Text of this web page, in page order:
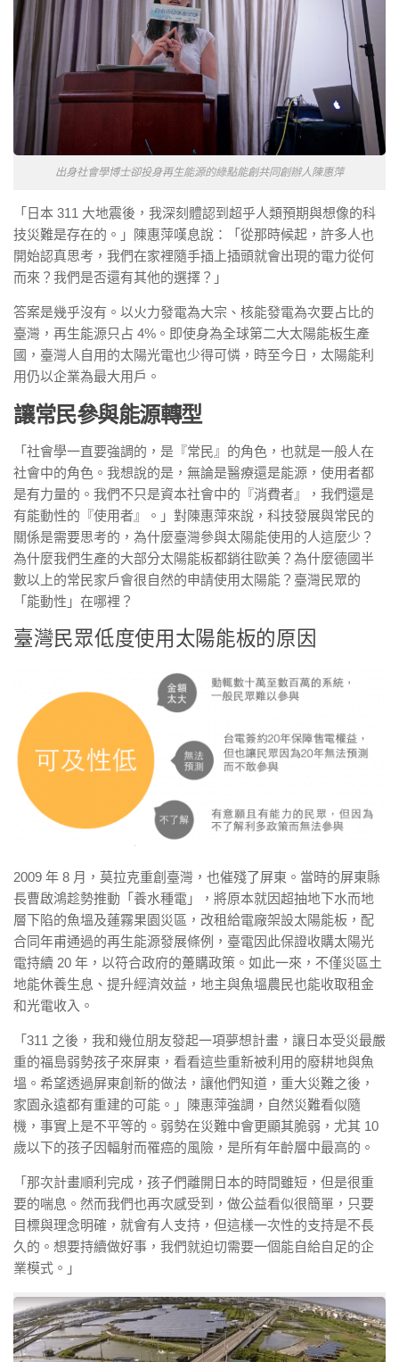
出身社會學博士卻投身再生能源的綠點能創共同創辦人陳惠萍
「日本 311 大地震後，我深刻體認到超乎人類預期與想像的科
技災難是存在的。」陳惠萍嘆息說：「從那時候起，許多人也
開始認真思考，我們在家裡隨手插上插頭就會出現的電力從何
而來？我們是否還有其他的選擇？」
答案是幾乎沒有。以火力發電為大宗、核能發電為次要占比的
臺灣，再生能源只占 4%。即使身為全球第二大太陽能板生產
國，臺灣人自用的太陽光電也少得可憐，時至今日，太陽能利
用仍以企業為最大用戶。
讓常民參與能源轉型
「社會學一直要強調的，是『常民』的角色，也就是一般人在
社會中的角色。我想說的是，無論是醫療還是能源，使用者都
是有力量的。我們不只是資本社會中的『消費者』，我們還是
有能動性的『使用者』。」對陳惠萍來說，科技發展與常民的
關係是需要思考的，為什麼臺灣參與太陽能使用的人這麼少？
為什麼我們生產的大部分太陽能板都銷往歐美？為什麼德國半
數以上的常民家戶會很自然的申請使用太陽能？臺灣民眾的
「能動性」在哪裡？
臺灣民眾低度使用太陽能板的原因
2009 年 8 月，莫拉克重創臺灣，也催殘了屏東。當時的屏東縣
長曹啟鴻趁勢推動「養水種電」，將原本就因超抽地下水而地
層下陷的魚塭及蓮霧果園災區，改租給電廠架設太陽能板，配
合同年甫通過的再生能源發展條例，臺電因此保證收購太陽光
電持續 20 年，以符合政府的躉購政策。如此一來，不僅災區土
地能休養生息、提升經濟效益，地主與魚塭農民也能收取租金
和光電收入。
「311 之後，我和幾位朋友發起一項夢想計畫，讓日本受災最嚴
重的福島弱勢孩子來屏東，看看這些重新被利用的廢耕地與魚
塭。希望透過屏東創新的做法，讓他們知道，重大災難之後，
家園永遠都有重建的可能。」陳惠萍強調，自然災難看似隨
機，事實上是不平等的。弱勢在災難中會更顯其脆弱，尤其 10
歲以下的孩子因輻射而罹癌的風險，是所有年齡層中最高的。
「那次計畫順利完成，孩子們離開日本的時間雖短，但是很重
要的喘息。然而我們也再次感受到，做公益看似很簡單，只要
目標與理念明確，就會有人支持，但這樣一次性的支持是不長
久的。想要持續做好事，我們就迫切需要一個能自給自足的企
業模式。」